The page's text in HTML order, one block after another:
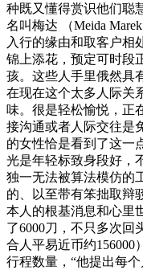
种既又懂得赏识他们聪
名叫梅达 （Meida
入行的缘由和取客户相
锦上添花，预定可时段
孩。这些人手里俄然具
在现在这个太多人际关
味。很是轻松愉悦，正
接沟通或者人际交往是
的女性恰是看到了这一
光是年轻标致身段好，
独一无法被算法模仿
的、以至带有笨拙取辩
本人的根基消息和心里
了6000刀，不只多次回
合人平易近币约156000
行程数量，“他提出每